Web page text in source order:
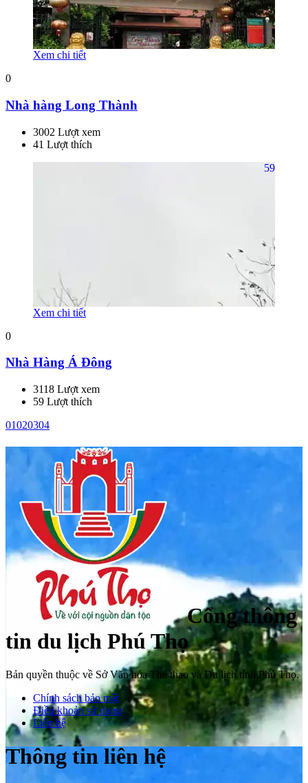
Xem chi tiết
0
Nhà hàng Long Thành
3002 Lượt xem
41 Lượt thích
59
Xem chi tiết
0
Nhà Hàng Á Đông
3118 Lượt xem
59 Lượt thích
01020304
Cổng thông
tin du lịch Phú Thọ
Bản quyền thuộc về Sở Văn hóa Thể thao và Du lịch tỉnh Phú Thọ.
Chính sách bảo mật
Điều khoản sử dụng
Liên hệ
Thông tin liên hệ